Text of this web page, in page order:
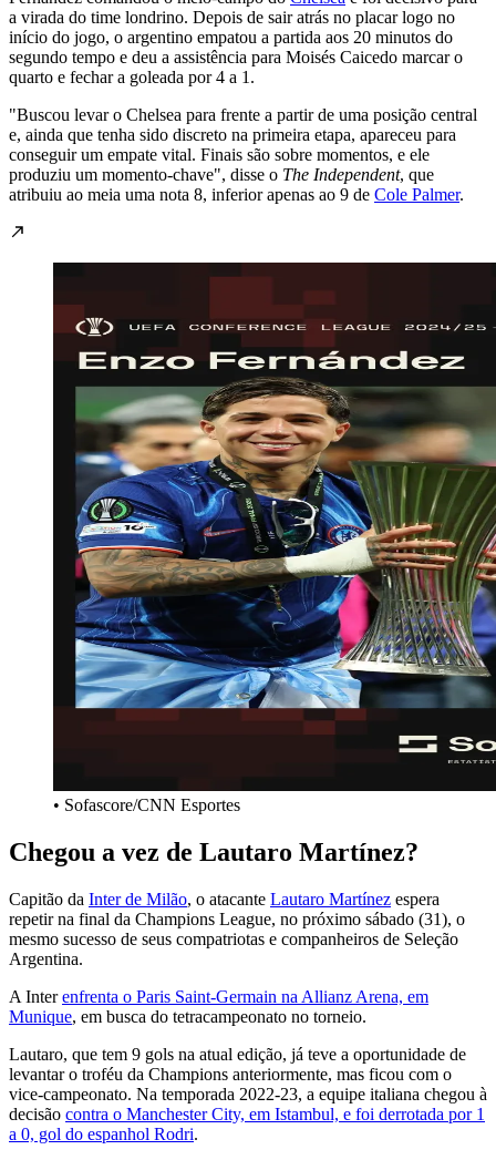
a virada do time londrino. Depois de sair atrás no placar logo no
início do jogo, o argentino empatou a partida aos 20 minutos do
segundo tempo e deu a assistência para Moisés Caicedo marcar o
quarto e fechar a goleada por 4 a 1.
"Buscou levar o Chelsea para frente a partir de uma posição central
e, ainda que tenha sido discreto na primeira etapa, apareceu para
conseguir um empate vital. Finais são sobre momentos, e ele
produziu um momento-chave", disse o The Independent, que
atribuiu ao meia uma nota 8, inferior apenas ao 9 de Cole Palmer.
• Sofascore/CNN Esportes
Chegou a vez de Lautaro Martínez?
Capitão da Inter de Milão, o atacante Lautaro Martínez espera
repetir na final da Champions League, no próximo sábado (31), o
mesmo sucesso de seus compatriotas e companheiros de Seleção
Argentina.
A Interenfrenta o Paris Saint-Germain na Allianz Arena, em
Munique, em busca do tetracampeonato no torneio.
Lautaro, que tem 9 gols na atual edição, já teve a oportunidade de
levantar o troféu da Champions anteriormente, mas ficou com o
vice-campeonato. Na temporada 2022-23, a equipe italiana chegou à
decisão contra o Manchester City, em Istambul, e foi derrotada por 1
a 0, gol do espanhol Rodri.